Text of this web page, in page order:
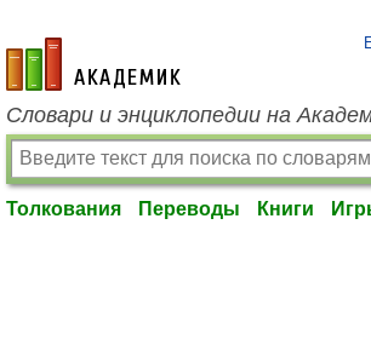
academic.ru
Словари и энциклопедии на
Толкования Переводы Книги